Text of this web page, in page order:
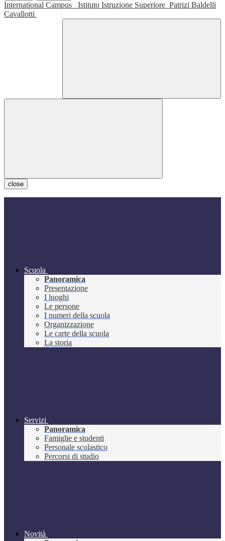
International Campus Istituto Istruzione Superiore Patrizi Baldelli
Cavallotti
close
Scuola
Panoramica
Presentazione
I luoghi
Le persone
I numeri della scuola
Organizzazione
Le carte della scuola
La storia
Servizi
Panoramica
Famiglie e studenti
Personale scolastico
Percorsi di studio
Novità